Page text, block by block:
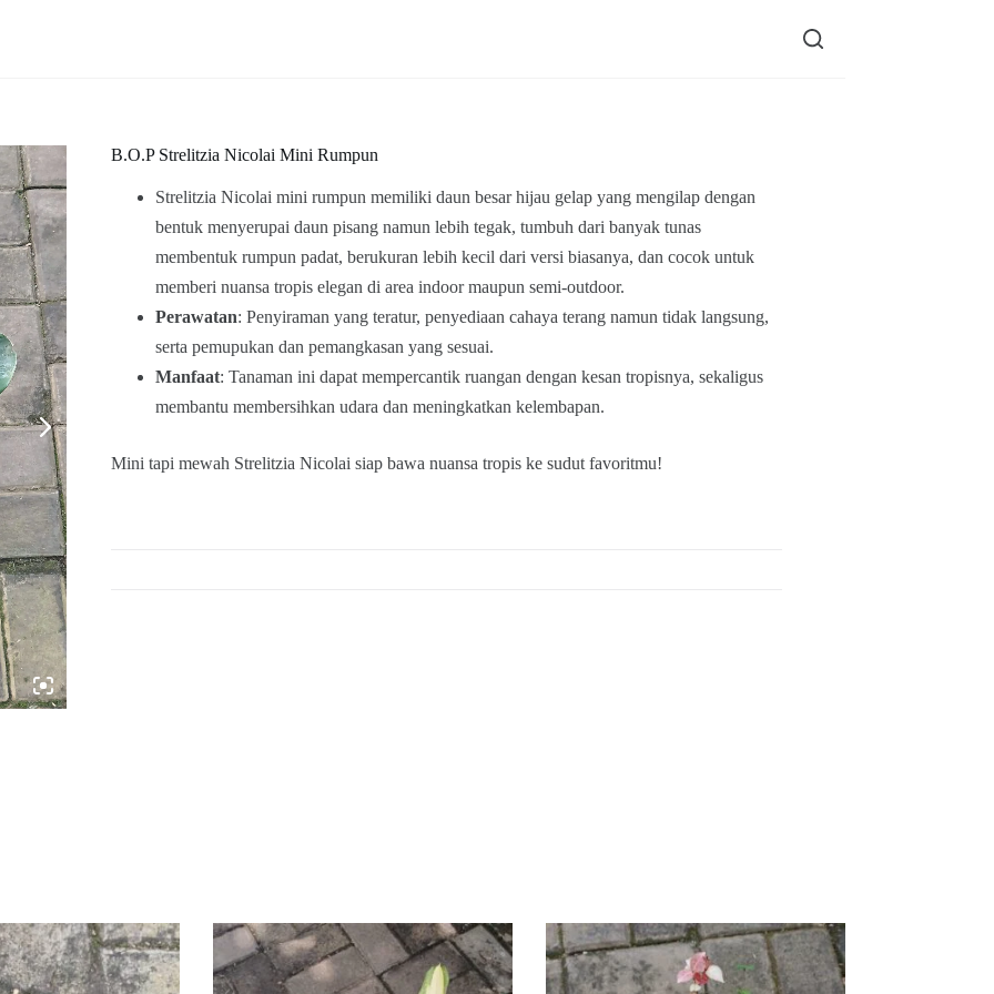
B.O.P Strelitzia Nicolai Mini Rumpun
Strelitzia Nicolai mini rumpun memiliki daun besar hijau gelap yang mengilap dengan
bentuk menyerupai daun pisang namun lebih tegak, tumbuh dari banyak tunas
membentuk rumpun padat, berukuran lebih kecil dari versi biasanya, dan cocok untuk
memberi nuansa tropis elegan di area indoor maupun semi-outdoor.
Perawatan: Penyiraman yang teratur, penyediaan cahaya terang namun tidak langsung,
serta pemupukan dan pemangkasan yang sesuai.
Manfaat: Tanaman ini dapat mempercantik ruangan dengan kesan tropisnya, sekaligus
membantu membersihkan udara dan meningkatkan kelembapan.
Mini tapi mewah Strelitzia Nicolai siap bawa nuansa tropis ke sudut favoritmu!